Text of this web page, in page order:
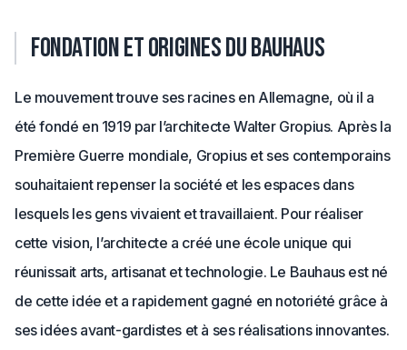
Fondation et origines du Bauhaus
Le mouvement trouve ses racines en Allemagne, où il a
été fondé en 1919 par l’architecte Walter Gropius. Après la
Première Guerre mondiale, Gropius et ses contemporains
souhaitaient repenser la société et les espaces dans
lesquels les gens vivaient et travaillaient. Pour réaliser
cette vision, l’architecte a créé une école unique qui
réunissait arts, artisanat et technologie. Le Bauhaus est né
de cette idée et a rapidement gagné en notoriété grâce à
ses idées avant-gardistes et à ses réalisations innovantes.